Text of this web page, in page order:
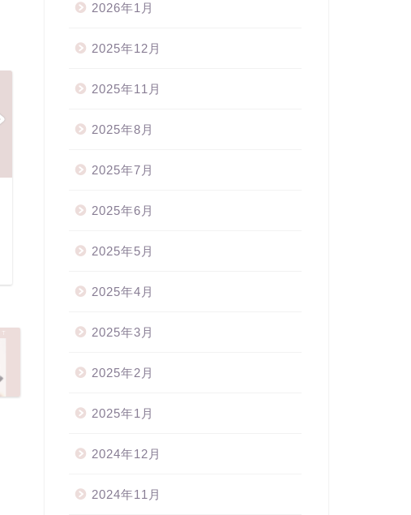
ボン教室【体験スクール】
2023年2月23日
2026年1月
2025年12月
2025年11月
2025年8月
2025年7月
2025年6月
2025年5月
2025年4月
2025年3月
2025年2月
2025年1月
2024年12月
2024年11月